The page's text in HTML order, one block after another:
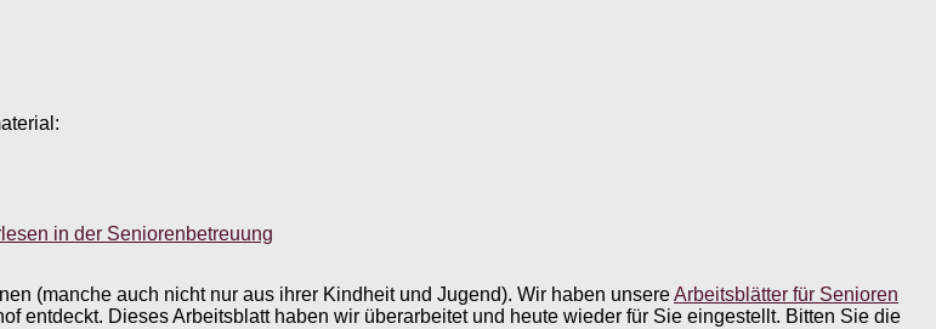
in der Seniorenbetreuung
(manche auch nicht nur aus ihrer Kindheit und Jugend). Wir haben unsereArbeitsblätter für Senioren
entdeckt. Dieses Arbeitsblatt haben wir überarbeitet und heute wieder für Sie eingestellt. Bitten Sie die